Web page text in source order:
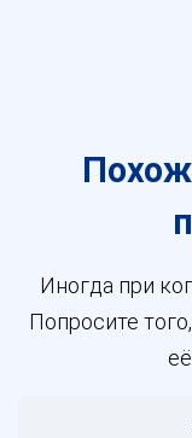
Иногда при
Попросите